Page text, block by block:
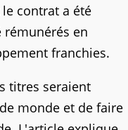
contrat a été
en
franchies.
titres seraient
monde et de faire